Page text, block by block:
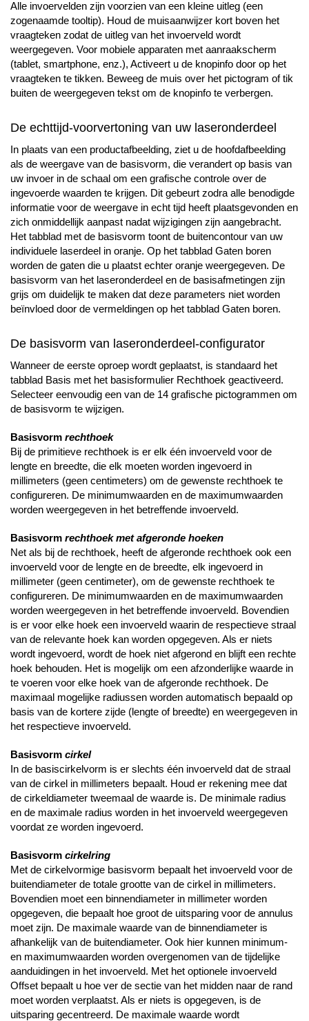
Alle invoervelden zijn voorzien van een kleine uitleg (een
zogenaamde tooltip). Houd de muisaanwijzer kort boven het
vraagteken zodat de uitleg van het invoerveld wordt
weergegeven. Voor mobiele apparaten met aanraakscherm
(tablet, smartphone, enz.), Activeert u de knopinfo door op het
vraagteken te tikken. Beweeg de muis over het pictogram of tik
buiten de weergegeven tekst om de knopinfo te verbergen.
De echttijd-voorvertoning van uw laseronderdeel
In plaats van een productafbeelding, ziet u de hoofdafbeelding
als de weergave van de basisvorm, die verandert op basis van
uw invoer in de schaal om een grafische controle over de
ingevoerde waarden te krijgen. Dit gebeurt zodra alle benodigde
informatie voor de weergave in echt tijd heeft plaatsgevonden en
zich onmiddellijk aanpast nadat wijzigingen zijn aangebracht.
Het tabblad met de basisvorm toont de buitencontour van uw
individuele laserdeel in oranje. Op het tabblad Gaten boren
worden de gaten die u plaatst echter oranje weergegeven. De
basisvorm van het laseronderdeel en de basisafmetingen zijn
grijs om duidelijk te maken dat deze parameters niet worden
beïnvloed door de vermeldingen op het tabblad Gaten boren.
De basisvorm van laseronderdeel-configurator
Wanneer de eerste oproep wordt geplaatst, is standaard het
tabblad Basis met het basisformulier Rechthoek geactiveerd.
Selecteer eenvoudig een van de 14 grafische pictogrammen om
de basisvorm te wijzigen.
Basisvorm rechthoek
Bij de primitieve rechthoek is er elk één invoerveld voor de
lengte en breedte, die elk moeten worden ingevoerd in
millimeters (geen centimeters) om de gewenste rechthoek te
configureren. De minimumwaarden en de maximumwaarden
worden weergegeven in het betreffende invoerveld.
Basisvorm rechthoek met afgeronde hoeken
Net als bij de rechthoek, heeft de afgeronde rechthoek ook een
invoerveld voor de lengte en de breedte, elk ingevoerd in
millimeter (geen centimeter), om de gewenste rechthoek te
configureren. De minimumwaarden en de maximumwaarden
worden weergegeven in het betreffende invoerveld. Bovendien
is er voor elke hoek een invoerveld waarin de respectieve straal
van de relevante hoek kan worden opgegeven. Als er niets
wordt ingevoerd, wordt de hoek niet afgerond en blijft een rechte
hoek behouden. Het is mogelijk om een afzonderlijke waarde in
te voeren voor elke hoek van de afgeronde rechthoek. De
maximaal mogelijke radiussen worden automatisch bepaald op
basis van de kortere zijde (lengte of breedte) en weergegeven in
het respectieve invoerveld.
Basisvorm cirkel
In de basiscirkelvorm is er slechts één invoerveld dat de straal
van de cirkel in millimeters bepaalt. Houd er rekening mee dat
de cirkeldiameter tweemaal de waarde is. De minimale radius
en de maximale radius worden in het invoerveld weergegeven
voordat ze worden ingevoerd.
Basisvorm cirkelring
Met de cirkelvormige basisvorm bepaalt het invoerveld voor de
buitendiameter de totale grootte van de cirkel in millimeters.
Bovendien moet een binnendiameter in millimeter worden
opgegeven, die bepaalt hoe groot de uitsparing voor de annulus
moet zijn. De maximale waarde van de binnendiameter is
afhankelijk van de buitendiameter. Ook hier kunnen minimum-
en maximumwaarden worden overgenomen van de tijdelijke
aanduidingen in het invoerveld. Met het optionele invoerveld
Offset bepaalt u hoe ver de sectie van het midden naar de rand
moet worden verplaatst. Als er niets is opgegeven, is de
uitsparing gecentreerd. De maximale waarde wordt